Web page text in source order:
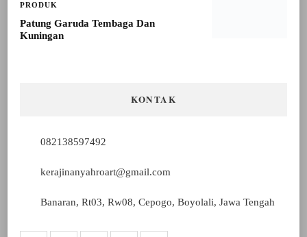
PRODUK
Patung Garuda Tembaga Dan
Kuningan
KONTAK
082138597492
kerajinanyahroart@gmail.com
Banaran, Rt03, Rw08, Cepogo, Boyolali, Jawa Tengah